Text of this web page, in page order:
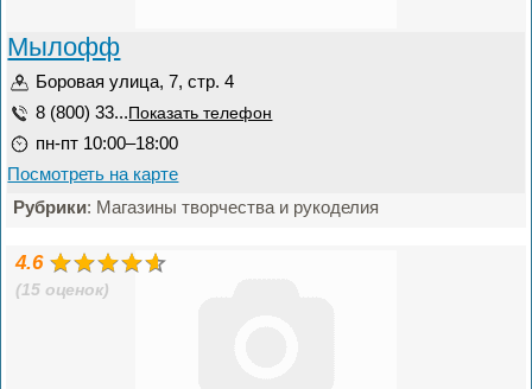
Мылофф
Боровая улица, 7, стр. 4
8 (800) 33... Показать телефон
пн-пт 10:00–18:00
Посмотреть на карте
Рубрики: Магазины творчества и рукоделия
4.6
(15 оценок)